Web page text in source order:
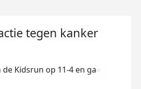
tegen kanker
Kidsrun op 11-4 en ga